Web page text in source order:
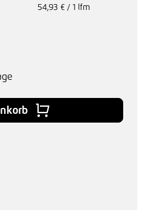
54,93 € / 1 lfm
Wert ein oder